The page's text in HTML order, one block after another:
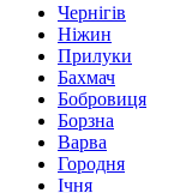
Чернігів
Ніжин
Прилуки
Бахмач
Бобровиця
Борзна
Варва
Городня
Ічня